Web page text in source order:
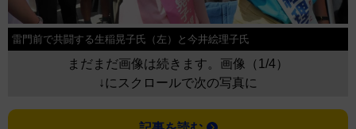
雷門前で共闘する生稲晃子氏（左）と今井絵理子氏
まだまだ画像は続きます。画像（1/4）
↓にスクロールで次の写真に